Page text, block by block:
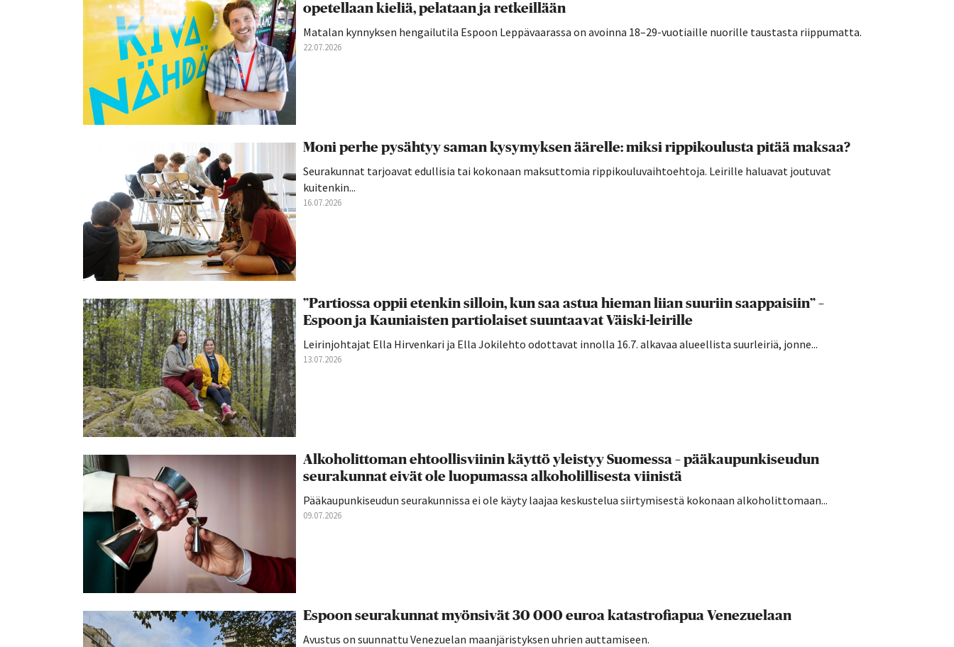
opetellaan kieliä, pelataan ja retkeillään
Matalan kynnyksen hengailutila Espoon Leppävaarassa on avoinna 18–29-vuotiaille nuorille taustasta riippumatta.
22.07.2026
Moni perhe pysähtyy saman kysymyksen äärelle: miksi rippikoulusta pitää maksaa?
Seurakunnat tarjoavat edullisia tai kokonaan maksuttomia rippikouluvaihtoehtoja. Leirille haluavat joutuvat
kuitenkin...
16.07.2026
”Partiossa oppii etenkin silloin, kun saa astua hieman liian suuriin saappaisiin” –
Espoon ja Kauniaisten partiolaiset suuntaavat Väiski-leirille
Leirinjohtajat Ella Hirvenkari ja Ella Jokilehto odottavat innolla 16.7. alkavaa alueellista suurleiriä, jonne...
13.07.2026
Alkoholittoman ehtoollisviinin käyttö yleistyy Suomessa – pääkaupunkiseudun
seurakunnat eivät ole luopumassa alkoholillisesta viinistä
Pääkaupunkiseudun seurakunnissa ei ole käyty laajaa keskustelua siirtymisestä kokonaan alkoholittomaan...
09.07.2026
Espoon seurakunnat myönsivät 30 000 euroa katastrofiapua Venezuelaan
Avustus on suunnattu Venezuelan maanjäristyksen uhrien auttamiseen.